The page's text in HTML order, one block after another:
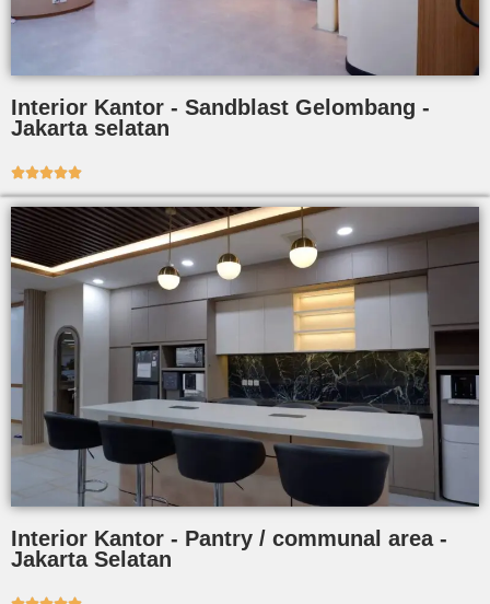
Interior Kantor - Sandblast Gelombang -
Jakarta selatan

Interior Kantor - Pantry / communal area -
Jakarta Selatan